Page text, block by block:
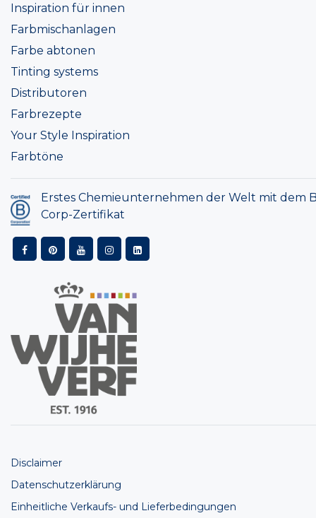
Inspiration für innen
Farbmischanlagen
Farbe abtonen
Tinting systems
Distributoren
Farbrezepte
Your Style Inspiration
Farbtöne
Erstes Chemieunternehmen der Welt mit dem
Corp-Zertifikat
Disclaimer
Datenschutzerklärung
Einheitliche Verkaufs- und Lieferbedingungen